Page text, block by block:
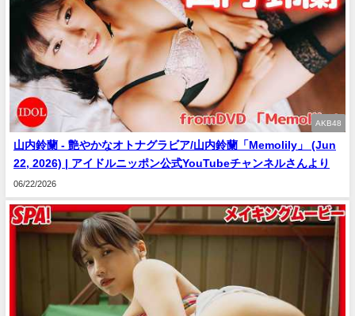
AKB48
山内鈴蘭 - 艶やかなオトナグラビア/山内鈴蘭「Memolily」 (Jun
22, 2026) | アイドルニッポン公式YouTubeチャンネルさんより
06/22/2026